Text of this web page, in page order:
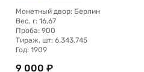
Монетный двор: Берлин
Вес, г: 16,67
Проба: 900
Тираж, шт: 6.343.745
Год: 1909
9 000 ₽